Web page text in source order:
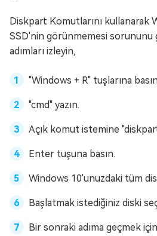
Diskpart Komutlarını kullanarak
SSD'nin görünmemesi sorununu
adımları izleyin,
"Windows + R" tuşlarına
"cmd" yazın.
Açık komut istemine
Enter tuşuna basın.
Windows 10'unuzdaki tüm
Başlatmak istediğiniz diski
Bir sonraki adıma geçmek